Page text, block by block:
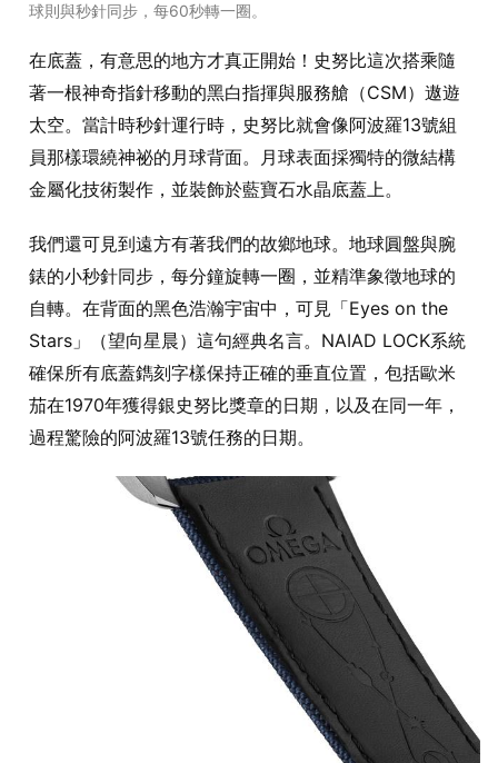
球則與秒針同步，每60秒轉一圈。
在底蓋，有意思的地方才真正開始！史努比這次搭乘隨
著一根神奇指針移動的黑白指揮與服務艙（CSM）遨遊
太空。當計時秒針運行時，史努比就會像阿波羅13號組
員那樣環繞神祕的月球背面。月球表面採獨特的微結構
金屬化技術製作，並裝飾於藍寶石水晶底蓋上。
我們還可見到遠方有著我們的故鄉地球。地球圓盤與腕
錶的小秒針同步，每分鐘旋轉一圈，並精準象徵地球的
自轉。在背面的黑色浩瀚宇宙中，可見「Eyes on the
Stars」（望向星晨）這句經典名言。NAIAD LOCK系統
確保所有底蓋鐫刻字樣保持正確的垂直位置，包括歐米
茄在1970年獲得銀史努比獎章的日期，以及在同一年，
過程驚險的阿波羅13號任務的日期。